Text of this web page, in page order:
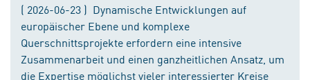
( 2026-06-23 ) Dynamische Entwicklungen auf
europäischer Ebene und komplexe
Querschnittsprojekte erfordern eine intensive
Zusammenarbeit und einen ganzheitlichen Ansatz, um
die Expertise möglichst vieler interessierter Kreise